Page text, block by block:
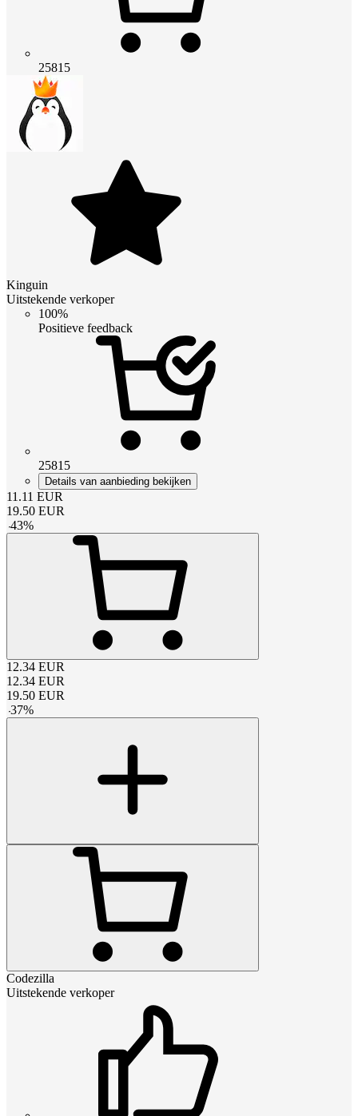
25815
Kinguin
Uitstekende verkoper
100%
Positieve feedback
25815
Details van aanbieding bekijken
11.11 EUR
19.50 EUR
-43%
12.34 EUR
12.34 EUR
19.50 EUR
-37%
Codezilla
Uitstekende verkoper